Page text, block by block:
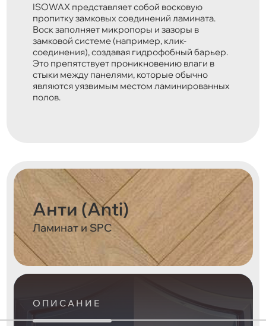
ISOWAX представляет собой восковую
пропитку замковых соединений ламината.
Воск заполняет микропоры и зазоры в
замковой системе (например, клик-
соединения), создавая гидрофобный барьер.
Это препятствует проникновению влаги в
стыки между панелями, которые обычно
являются уязвимым местом ламинированных
полов.
Анти (Anti)
Ламинат и SPC
ОПИСАНИЕ